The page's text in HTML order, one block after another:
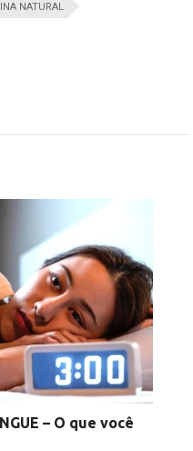
NATURAL
– O que você